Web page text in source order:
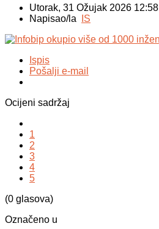
Utorak, 31 Ožujak 2026 12:58
Napisao/la
IS
Ispis
Pošalji e-mail
Ocijeni sadržaj
1
2
3
4
5
(0 glasova)
Označeno u